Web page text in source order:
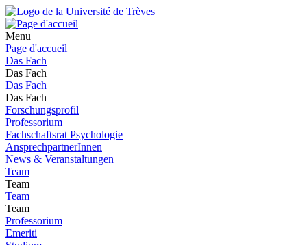
Menu
Page d'accueil
Das Fach
Das Fach
Das Fach
Das Fach
Forschungsprofil
Professorium
Fachschaftsrat Psychologie
AnsprechpartnerInnen
News & Veranstaltungen
Team
Team
Team
Team
Professorium
Emeriti